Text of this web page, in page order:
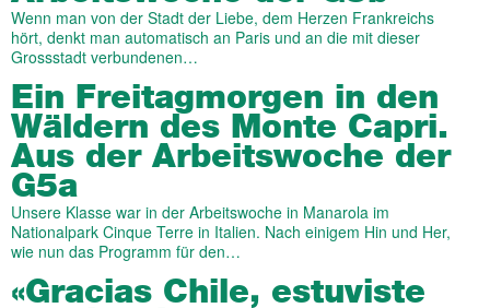
Wenn man von der Stadt der Liebe, dem Herzen Frankreichs
hört, denkt man automatisch an Paris und an die mit dieser
Grossstadt verbundenen…
Ein Freitagmorgen in den
Wäldern des Monte Capri.
Aus der Arbeitswoche der
G5a
Unsere Klasse war in der Arbeitswoche in Manarola im
Nationalpark Cinque Terre in Italien. Nach einigem Hin und Her,
wie nun das Programm für den…
«Gracias Chile, estuviste